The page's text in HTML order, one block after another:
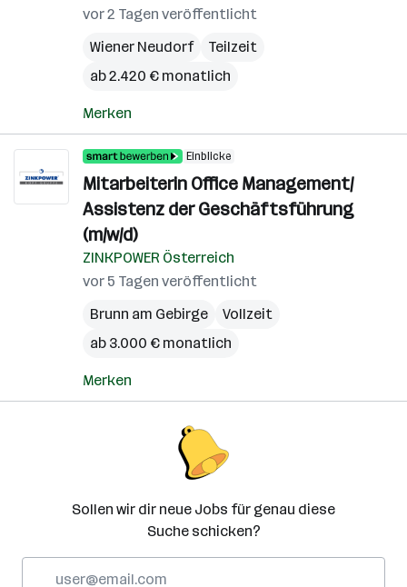
vor 2 Tagen veröffentlicht
Wiener Neudorf
Teilzeit
ab 2.420 € monatlich
Merken
Einblicke
Mitarbeiterin Office Management/
Assistenz der Geschäftsführung
(m/w/d)
ZINKPOWER Österreich
vor 5 Tagen veröffentlicht
Brunn am Gebirge
Vollzeit
ab 3.000 € monatlich
Merken
Sollen wir dir neue Jobs für genau diese
Suche schicken?